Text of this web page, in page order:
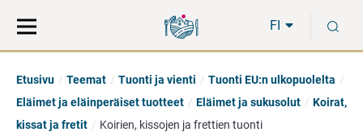
suoraan
sisältöön
koko
sivuston
FI
Etusivu Teemat Tuonti ja vienti
Tuonti EU:n ulkopuolelta
Eläimet ja eläinperäiset tuotteet
Eläimet ja sukusolut
Koirat,
kissat ja fretit
Koirien, kissojen ja frettien tuonti